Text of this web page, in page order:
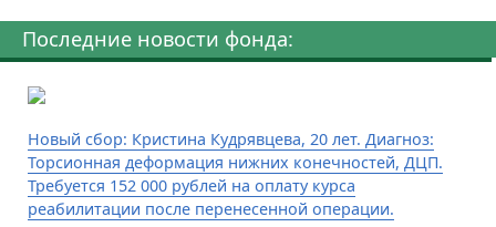
Последние новости фонда:
Новый сбор: Кристина Кудрявцева, 20 лет. Диагноз:
Торсионная деформация нижних конечностей, ДЦП.
Требуется 152 000 рублей на оплату курса
реабилитации после перенесенной операции.